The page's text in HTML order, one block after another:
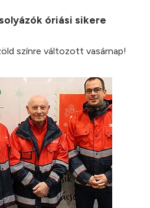
óriási sikere
színre változott vasárnap!